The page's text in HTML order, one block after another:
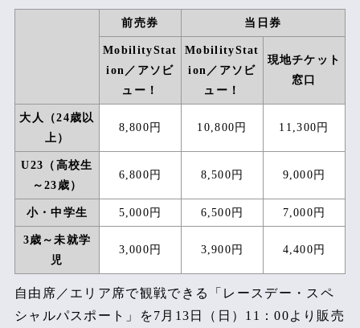
【その他チケット情報】
あとからふるさと応援納税®
コースガイド
観戦席座席表
各種チケット内容比較表
各種入場特典および
前売券 当日券
MobilityStat
ion／アソビ
ュー！
MobilityStat
ion／アソビ
ュー！
現地チケット
窓口
大人（24歳以
上）
8,800円 10,800円 11,300円
U23（高校生
～23歳）
6,800円 8,500円 9,000円
小・中学生 5,000円 6,500円 7,000円
3歳～未就学
児
3,000円 3,900円 4,400円
自由席／エリア席で観戦できる「レースデー・スペ
シャルパスポート」を7月13日（日）11：00より販売